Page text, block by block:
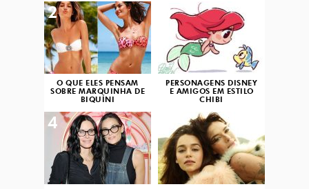
O QUE ELES PENSAM
SOBRE MARQUINHA DE
BIQUÍNI
2
PERSONAGENS DISNEY
E AMIGOS EM ESTILO
CHIBI
3
4